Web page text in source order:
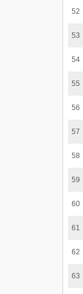
52
53
54
55
56
57
58
59
60
61
62
63